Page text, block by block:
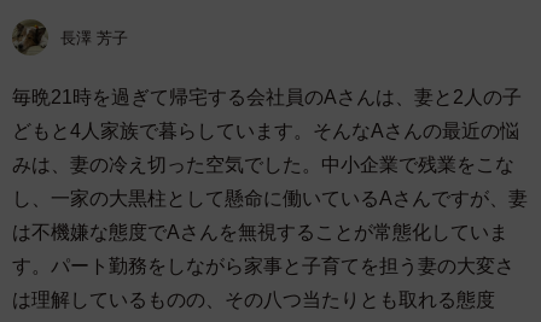
長澤 芳子
毎晩21時を過ぎて帰宅する会社員のAさんは、妻と2人の子
どもと4人家族で暮らしています。そんなAさんの最近の悩
みは、妻の冷え切った空気でした。中小企業で残業をこな
し、一家の大黒柱として懸命に働いているAさんですが、妻
は不機嫌な態度でAさんを無視することが常態化していま
す。パート勤務をしながら家事と子育てを担う妻の大変さ
は理解しているものの、その八つ当たりとも取れる態度